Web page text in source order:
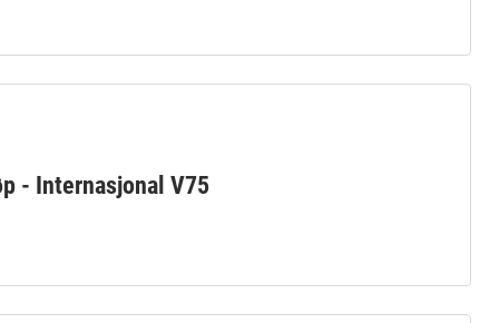
- Internasjonal V75